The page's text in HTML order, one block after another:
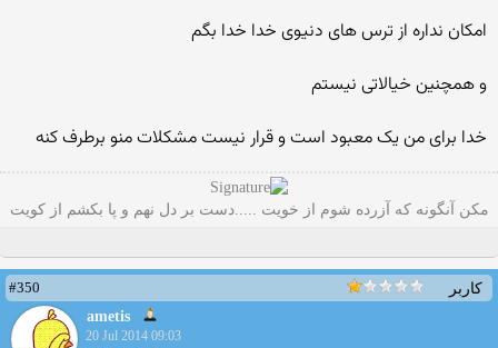
امکان نداره از ترس های دنیوی خدا خدا بگم
و همچنین خیالاتی نیستم
خدا برای من یک معبود است و قرار نیست مشکلات منو برطرف کنه
مکن آنگونه که آزرده شوم از خویت .....دست بر دل نهم و پا بکشم از کویت
کاربر
#350
ametis
20 Jul 2014 09:03